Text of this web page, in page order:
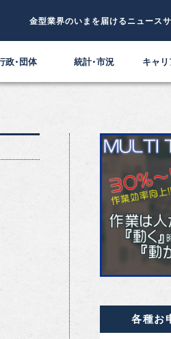
金型業界のいまを届けるニュース
政・団体 統計・市況 キャリ
各種お